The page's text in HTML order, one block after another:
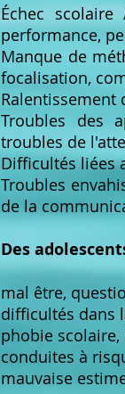
Échec
performance,
Manque de
focalisation,
Troubles des
troubles de
Difficultés liées
Troubles
de la
Des
mal être,
difficultés dans
phobie
conduites à
mauvaise